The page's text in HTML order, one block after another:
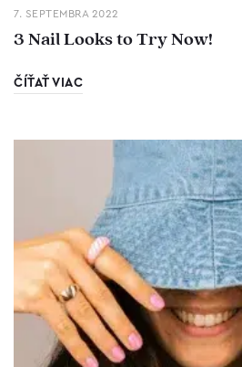
7. SEPTEMBRA 2022
3 Nail Looks to Try Now!
ČÍŤAŤ VIAC